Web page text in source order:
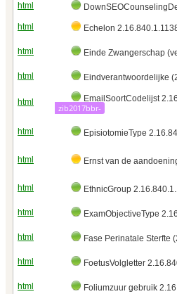
html
html
Echelon
html Einde Zwangerschap
html Eindverantwoordelijke
html EmailSoortCodelijst
zib2017bbr-
html EpisiotomieType
html Ernst van de
html EthnicGroup
html ExamObjectiveType
html Fase Perinatale Sterfte
html FoetusVolgletter
html Foliumzuur gebruik